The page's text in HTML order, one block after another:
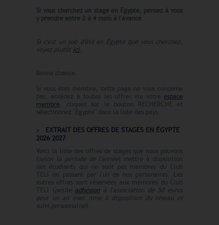
Si vous cherchez un stage en Egypte, pensez à vous
y prendre entre 2 à 4 mois à l'avance.
Si c'est un job d'été en Egypte que vous cherchez,
voyez plutôt ici.
Bonne chance.
Si vous êtes membre, cette page ne vous concerne
pas, accédez à toutes les offres via votre espace
membre, cliquez sur le bouton RECHERCHE et
sélectionnez "Egypte" dans la liste des pays.
EXTRAIT DES OFFRES DE STAGES EN ÉGYPTE
2026 2027
Voici la liste des offres de stages que nous pouvons
(selon la période de l'année ) mettre à disposition
des étudiants qui ne sont pas membres du Club
TELI en passant par l'un de nos partenaires. Les
autres offres sont réservées aux membres du Club
TELI (petite adhésion à l'association de 50 euros
pour un an avec mise à disposition du réseau et
suivi personnalisé ).